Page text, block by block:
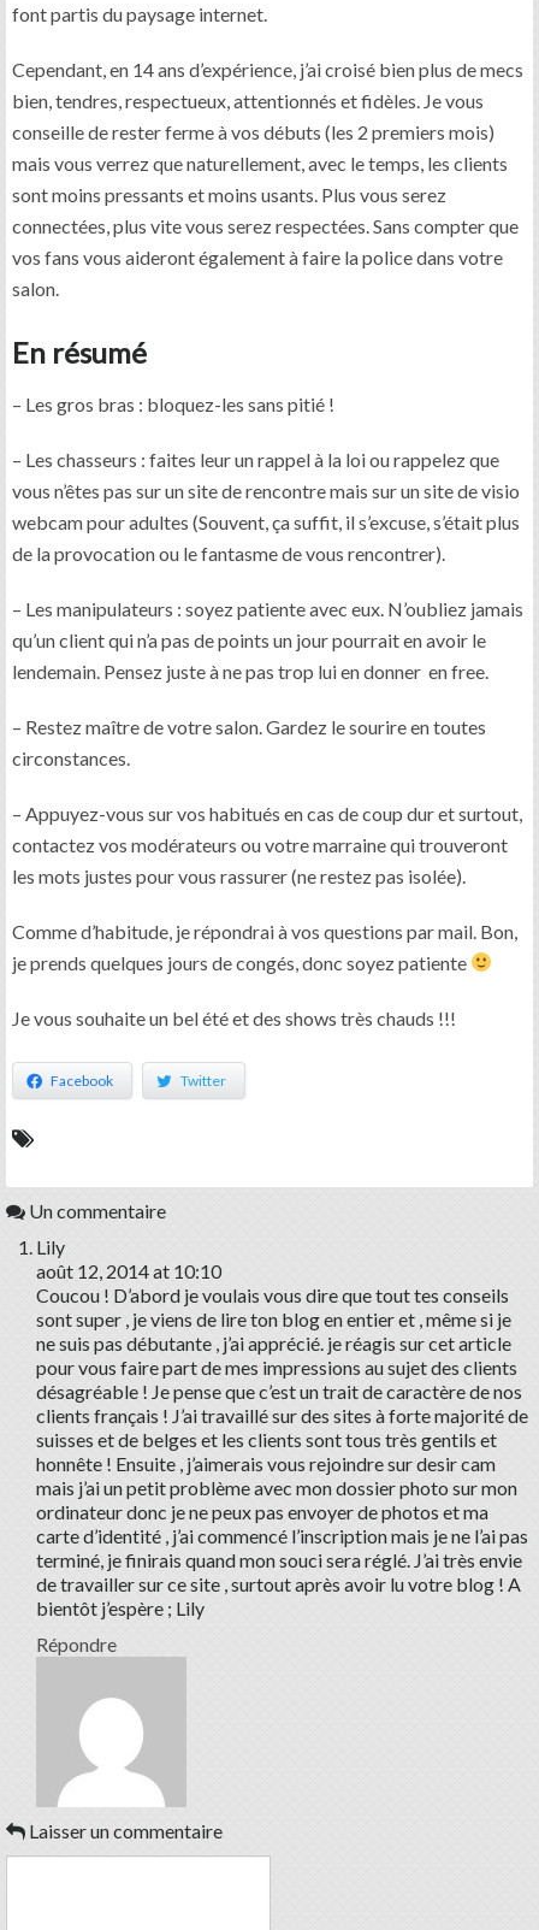
font partis du paysage internet.
Cependant, en 14 ans d’expérience, j’ai croisé bien plus de mecs
bien, tendres, respectueux, attentionnés et fidèles. Je vous
conseille de rester ferme à vos débuts (les 2 premiers mois)
mais vous verrez que naturellement, avec le temps, les clients
sont moins pressants et moins usants. Plus vous serez
connectées, plus vite vous serez respectées. Sans compter que
vos fans vous aideront également à faire la police dans votre
salon.
En résumé
– Les gros bras : bloquez-les sans pitié !
– Les chasseurs : faites leur un rappel à la loi ou rappelez que
vous n’êtes pas sur un site de rencontre mais sur un site de visio
webcam pour adultes (Souvent, ça suffit, il s’excuse, s’était plus
de la provocation ou le fantasme de vous rencontrer).
– Les manipulateurs : soyez patiente avec eux. N’oubliez jamais
qu’un client qui n’a pas de points un jour pourrait en avoir le
lendemain. Pensez juste à ne pas trop lui en donner en free.
– Restez maître de votre salon. Gardez le sourire en toutes
circonstances.
– Appuyez-vous sur vos habitués en cas de coup dur et surtout,
contactez vos modérateurs ou votre marraine qui trouveront
les mots justes pour vous rassurer (ne restez pas isolée).
Comme d’habitude, je répondrai à vos questions par mail. Bon,
je prends quelques jours de congés, donc soyez patiente
Je vous souhaite un bel été et des shows très chauds !!!
Facebook Twitter
Un commentaire
Lily
août 12, 2014 at 10:10
Coucou ! D’abord je voulais vous dire que tout tes conseils
sont super , je viens de lire ton blog en entier et , même si je
ne suis pas débutante , j’ai apprécié. je réagis sur cet article
pour vous faire part de mes impressions au sujet des clients
désagréable ! Je pense que c’est un trait de caractère de nos
clients français ! J’ai travaillé sur des sites à forte majorité de
suisses et de belges et les clients sont tous très gentils et
honnête ! Ensuite , j’aimerais vous rejoindre sur desir cam
mais j’ai un petit problème avec mon dossier photo sur mon
ordinateur donc je ne peux pas envoyer de photos et ma
carte d’identité , j’ai commencé l’inscription mais je ne l’ai pas
terminé, je finirais quand mon souci sera réglé. J’ai très envie
de travailler sur ce site , surtout après avoir lu votre blog ! A
bientôt j’espère ; Lily
Répondre
Laisser un commentaire